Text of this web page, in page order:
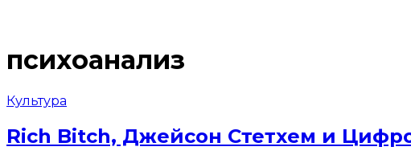
психоанализ
Культура
Rich Bitch, Джейсон Стетхем и